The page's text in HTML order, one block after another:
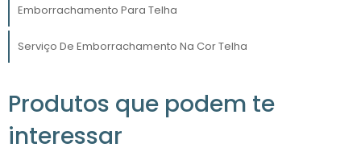
mercado.
MANUTENÇÃO DO
PRODUTO
Emborrachamento Para Telha
Serviço De Emborrachamento Na Cor Telha
Produtos que podem te
interessar